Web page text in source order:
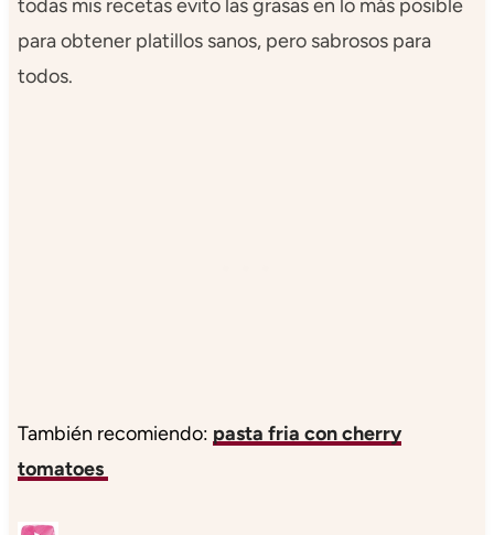
todas mis recetas evito las grasas en lo más posible
para obtener platillos sanos, pero sabrosos para
todos.
También recomiendo: pasta fria con cherry
tomatoes